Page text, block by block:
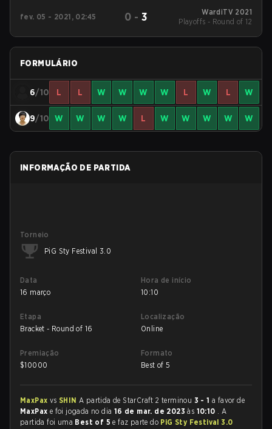
fev. 05 - 2021, 02:45 0 - 3
WardiTV 2021
Playoffs - Round of 12
FORMULÁRIO
6/10 L L W W W W L W L W
9/10 W W W W L W W W W W
INFORMAÇÃO DE PARTIDA
Torneio
PiG Sty Festival 3.0
Data
16 março
Hora de início
10:10
Etapa
Bracket - Round of 16
Localização
Online
Premiação
$10000
Formato
Best of 5
MaxPax vs SHINA partida de StarCraft 2 terminou 3 - 1 a favor de
MaxPax e foi jogada no dia 16 de mar. de 2023às 10:10 . A
partida foi uma Best of 5e faz parte do PiG Sty Festival 3.0